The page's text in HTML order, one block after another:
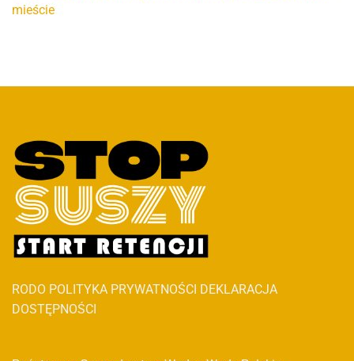
mieście
RODO POLITYKA PRYWATNOŚCI DEKLARACJA
DOSTĘPNOŚCI